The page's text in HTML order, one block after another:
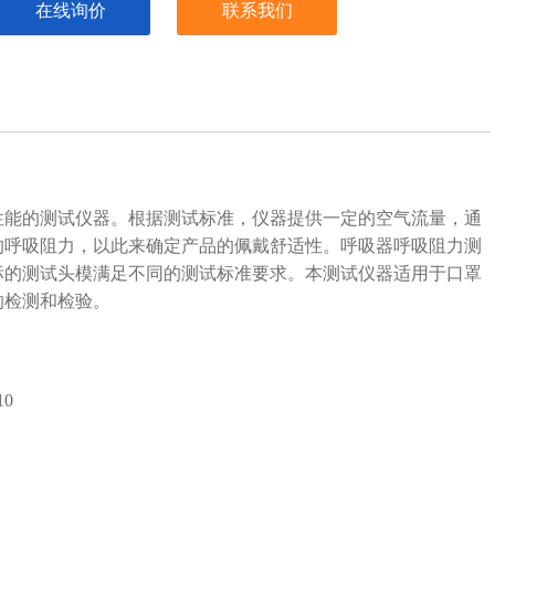
在线询价 联系我们
的测试仪器。根据测试标准，仪器提供一定的空气流量，通
吸阻力，以此来确定产品的佩戴舒适性。呼吸器呼吸阻力测
测试头模满足不同的测试标准要求。本测试仪器适用于口罩
测和检验。